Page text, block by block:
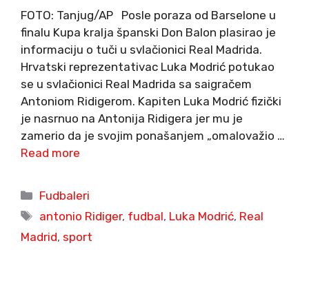
FOTO: Tanjug/AP Posle poraza od Barselone u
finalu Kupa kralja španski Don Balon plasirao je
informaciju o tuči u svlačionici Real Madrida.
Hrvatski reprezentativac Luka Modrić potukao
se u svlačionici Real Madrida sa saigračem
Antoniom Ridigerom. Kapiten Luka Modrić fizički
je nasrnuo na Antonija Ridigera jer mu je
zamerio da je svojim ponašanjem „omalovažio …
Read more
Categories
Fudbaleri
Tags
antonio Ridiger, fudbal, Luka Modrić, Real
Madrid, sport